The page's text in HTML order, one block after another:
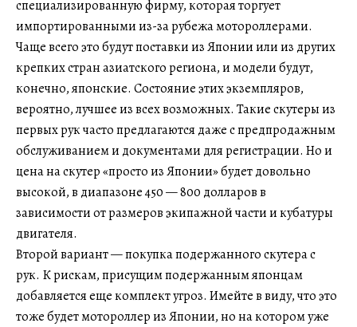
специализированную фирму, которая торгует
импортированными из-за рубежа мотороллерами.
Чаще всего это будут поставки из Японии или из других
крепких стран азиатского региона, и модели будут,
конечно, японские. Состояние этих экземпляров,
вероятно, лучшее из всех возможных. Такие скутеры из
первых рук часто предлагаются даже с предпродажным
обслуживанием и документами для регистрации. Но и
цена на скутер «просто из Японии» будет довольно
высокой, в диапазоне 450 — 800 долларов в
зависимости от размеров экипажной части и кубатуры
двигателя.
Второй вариант — покупка подержанного скутера с
рук. К рискам, присущим подержанным японцам
добавляется еще комплект угроз. Имейте в виду, что это
тоже будет мотороллер из Японии, но на котором уже